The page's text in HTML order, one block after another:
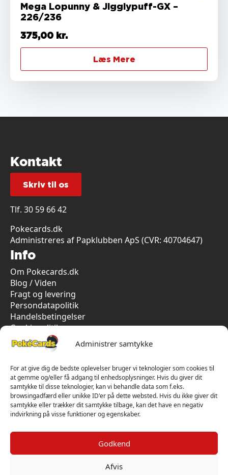
Administrer samtykke
For at give dig de bedste oplevelser bruger vi teknologier som cookies til
at gemme og/eller få adgang til enhedsoplysninger. Hvis du giver dit
samtykke til disse teknologier, kan vi behandle data som f.eks.
browsingadfærd eller unikke ID'er på dette websted. Hvis du ikke giver dit
samtykke eller trækker dit samtykke tilbage, kan det have en negativ
indvirkning på visse funktioner og egenskaber.
Godkend
Afvis
Mega Lopunny & Jigglypuff-GX –
226/236
375,00 kr.
Læs Mere
Kontakt
Skriv til os
Tlf. 30 59 66 42
Pokecards.dk
Administreres af Papklubben ApS (CVR: 40704647)
Info
Om Pokecards.dk
Blog / Viden
Fragt og levering
Persondatapolitik
Handelsbetingelser
Cookiepolitik
Vi har kun 5-stjernet anmeldelser på Trustpilot